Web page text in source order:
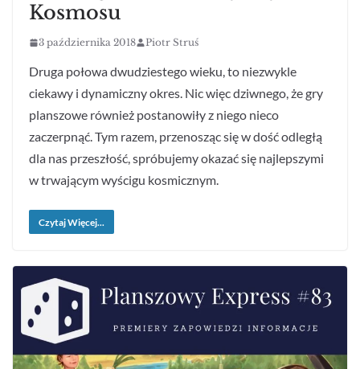
Kosmosu
3 października 2018 Piotr Struś
Druga połowa dwudziestego wieku, to niezwykle
ciekawy i dynamiczny okres. Nic więc dziwnego, że gry
planszowe również postanowiły z niego nieco
zaczerpnąć. Tym razem, przenosząc się w dość odległą
dla nas przeszłość, spróbujemy okazać się najlepszymi
w trwającym wyścigu kosmicznym.
Czytaj Więcej...